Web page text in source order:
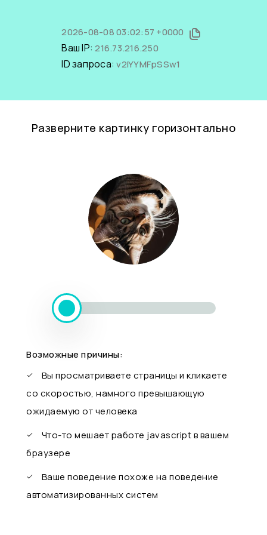
2026-08-08 03:02:57 +0000
Ваш IP:216.73.216.250
ID запроса:v2IYYMFpSSw1
Разверните картинку горизонтально
Возможные причины:
Вы просматриваете страницы и кликаете
со скоростью, намного превышающую
ожидаемую от человека
Что-то мешает работе javascript в вашем
браузере
Ваше поведение похоже на поведение
автоматизированных систем